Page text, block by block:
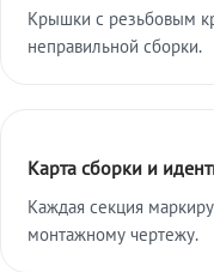
Крышки с резьбовым
неправильной сборки.
Карта сборки и
Каждая секция
монтажному чертежу.